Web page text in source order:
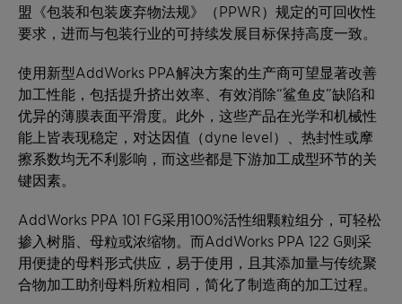
盟《包装和包装废弃物法规》（PPWR）规定的可回收性
要求，进而与包装行业的可持续发展目标保持高度一致。
使用新型AddWorks PPA解决方案的生产商可望显著改善
加工性能，包括提升挤出效率、有效消除“鲨鱼皮”缺陷和
优异的薄膜表面平滑度。此外，这些产品在光学和机械性
能上皆表现稳定，对达因值（dyne level）、热封性或摩
擦系数均无不利影响，而这些都是下游加工成型环节的关
键因素。
AddWorks PPA 101 FG采用100%活性细颗粒组分，可轻松
掺入树脂、母粒或浓缩物。而AddWorks PPA 122 G则采
用便捷的母料形式供应，易于使用，且其添加量与传统聚
合物加工助剂母料所粒相同，简化了制造商的加工过程。